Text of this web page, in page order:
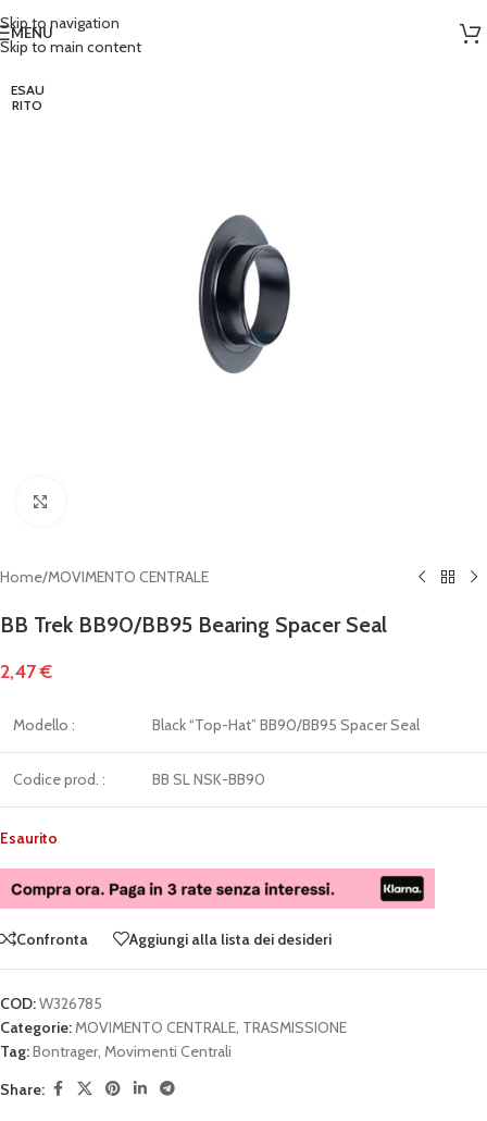
Skip to navigation
Skip to main content
MENU
ESAU
RITO
Home/MOVIMENTO CENTRALE
BB Trek BB90/BB95 Bearing Spacer Seal
2,47€
Modello : Black “Top-Hat” BB90/BB95 Spacer Seal
Codice prod. : BB SL NSK-BB90
Esaurito
Confronta Aggiungi alla lista dei desideri
COD:W326785
Categorie:MOVIMENTO CENTRALE, TRASMISSIONE
Tag:Bontrager, Movimenti Centrali
Share: